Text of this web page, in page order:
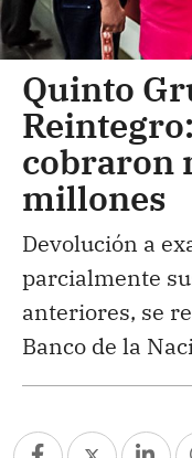
Quinto
cobraron
millones
Devolución a
parcialmente
anteriores, se
Banco de la